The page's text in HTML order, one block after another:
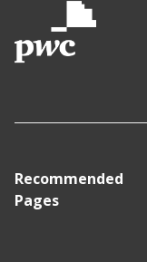
Recommended
Pages